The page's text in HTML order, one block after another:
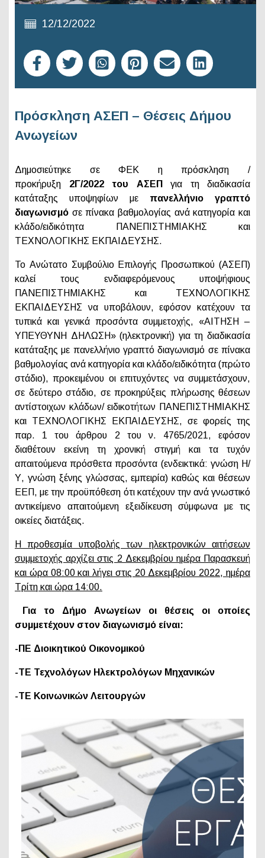
12/12/2022
Πρόσκληση ΑΣΕΠ – Θέσεις Δήμου
Ανωγείων
Δημοσιεύτηκε σε ΦΕΚ η πρόσκληση /
προκήρυξη 2Γ/2022 του ΑΣΕΠ
για τη διαδικασία
κατάταξης υποψηφίων με πανελλήνιο γραπτό
διαγωνισμό σε πίνακα βαθμολογίας ανά κατηγορία και
κλάδο/ειδικότητα ΠΑΝΕΠΙΣΤΗΜΙΑΚΗΣ και
ΤΕΧΝΟΛΟΓΙΚΗΣ ΕΚΠΑΙΔΕΥΣΗΣ.
Το Ανώτατο Συμβούλιο Επιλογής Προσωπικού (ΑΣΕΠ)
καλεί τους ενδιαφερόμενους υποψήφιους
ΠΑΝΕΠΙΣΤΗΜΙΑΚΗΣ και ΤΕΧΝΟΛΟΓΙΚΗΣ
ΕΚΠΑΙΔΕΥΣΗΣ να υποβάλουν, εφόσον κατέχουν τα
τυπικά και γενικά προσόντα συμμετοχής, «ΑΙΤΗΣΗ –
ΥΠΕΥΘΥΝΗ ΔΗΛΩΣΗ» (ηλεκτρονική) για τη διαδικασία
κατάταξης με πανελλήνιο γραπτό διαγωνισμό σε πίνακα
βαθμολογίας ανά κατηγορία και κλάδο/ειδικότητα (πρώτο
στάδιο), προκειμένου οι επιτυχόντες να συμμετάσχουν,
σε δεύτερο στάδιο, σε προκηρύξεις πλήρωσης θέσεων
αντίστοιχων κλάδων/ ειδικοτήτων ΠΑΝΕΠΙΣΤΗΜΙΑΚΗΣ
και ΤΕΧΝΟΛΟΓΙΚΗΣ ΕΚΠΑΙΔΕΥΣΗΣ, σε φορείς της
παρ. 1 του άρθρου 2 του ν. 4765/2021, εφόσον
διαθέτουν εκείνη τη χρονική στιγμή και τα τυχόν
απαιτούμενα πρόσθετα προσόντα (ενδεικτικά: γνώση Η/
Υ, γνώση ξένης γλώσσας, εμπειρία) καθώς και θέσεων
ΕΕΠ, με την προϋπόθεση ότι κατέχουν την ανά γνωστικό
αντικείμενο απαιτούμενη εξειδίκευση σύμφωνα με τις
οικείες διατάξεις.
Η προθεσμία υποβολής των ηλεκτρονικών αιτήσεων
συμμετοχής αρχίζει στις 2 Δεκεμβρίου ημέρα Παρασκευή
και ώρα 08:00 και λήγει στις 20 Δεκεμβρίου 2022, ημέρα
Τρίτη και ώρα 14:00.
Για το Δήμο Ανωγείων οι θέσεις οι οποίες
συμμετέχουν στον διαγωνισμό είναι:
-ΠΕ Διοικητικού Οικονομικού
-ΤΕ Τεχνολόγων Ηλεκτρολόγων Μηχανικών
-ΤΕ Κοινωνικών Λειτουργών